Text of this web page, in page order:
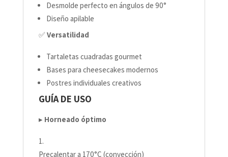
Desmolde perfecto en ángulos de 90°
Diseño apilable
✅Versatilidad
Tartaletas cuadradas gourmet
Bases para cheesecakes modernos
Postres individuales creativos
GUÍA DE USO
▸ Horneado óptimo
Precalentar a 170°C (convección)